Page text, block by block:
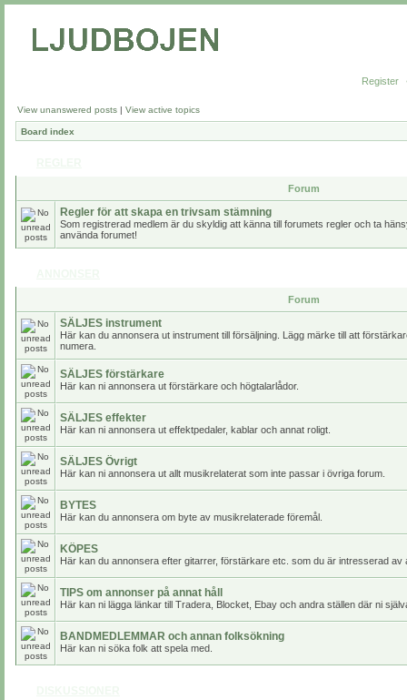
Register
View unanswered posts | View active topics
Board index
Forum
Regler för att skapa en trivsam stämning
Som registrerad medlem är du skyldig att känna till forumets regler och ta
använda forumet!
Forum
SÄLJES instrument
Här kan du annonsera ut instrument till försäljning. Lägg märke till att
numera.
SÄLJES förstärkare
Här kan ni annonsera ut förstärkare och högtalarlådor.
SÄLJES effekter
Här kan ni annonsera ut effektpedaler, kablar och annat roligt.
SÄLJES Övrigt
Här kan ni annonsera ut allt musikrelaterat som inte passar i övriga forum.
BYTES
Här kan du annonsera om byte av musikrelaterade föremål.
KÖPES
Här kan du annonsera efter gitarrer, förstärkare etc. som du är intresserad av
TIPS om annonser på annat håll
Här kan ni lägga länkar till Tradera, Blocket, Ebay och andra ställen där ni
BANDMEDLEMMAR och annan folksökning
Här kan ni söka folk att spela med.